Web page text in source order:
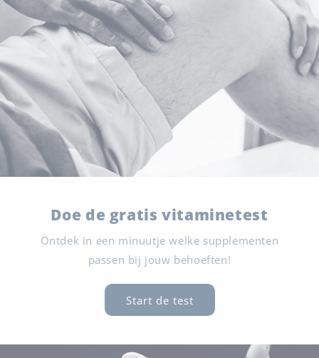
Doe de gratis vitaminetest
Ontdek in een minuutje welke supplementen
passen bij jouw behoeften!
Start de test